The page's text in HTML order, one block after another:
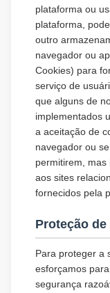
plataforma ou
plataforma,
outro
navegador ou
Cookies) para
serviço de
que alguns de
implementados
a aceitação de
navegador ou
permitirem,
aos sites
fornecidos pela
Proteção
Para proteger a
esforçamos
segurança